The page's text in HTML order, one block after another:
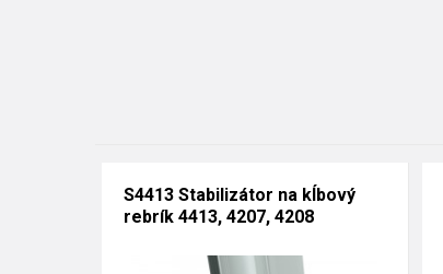
S4413 Stabilizátor na kĺbový
rebrík 4413, 4207, 4208